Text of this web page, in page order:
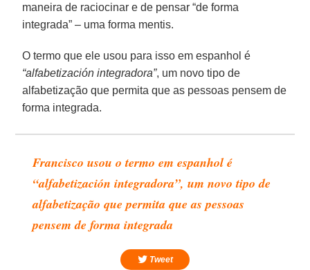
maneira de raciocinar e de pensar “de forma
integrada” – uma forma mentis.
O termo que ele usou para isso em espanhol é
“alfabetización integradora”, um novo tipo de
alfabetização que permita que as pessoas pensem de
forma integrada.
Francisco usou o termo em espanhol é
“alfabetización integradora”, um novo tipo de
alfabetização que permita que as pessoas
pensem de forma integrada
Tweet